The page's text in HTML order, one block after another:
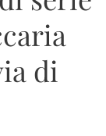
di